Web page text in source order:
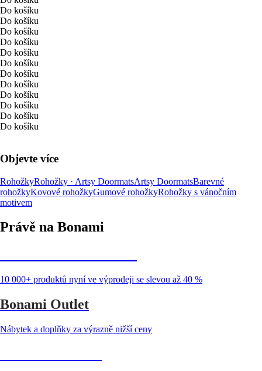
Do košíku
Do košíku
Do košíku
Do košíku
Do košíku
Do košíku
Do košíku
Do košíku
Do košíku
Do košíku
Do košíku
Do košíku
Objevte více
RohožkyRohožky · Artsy DoormatsArtsy DoormatsBarevné
rohožkyKovové rohožkyGumové rohožkyRohožky s vánočním
motivem
Právě na Bonami
10 000+ produktů nyní ve výprodeji se slevou až 40 %
Bonami Outlet
Nábytek a doplňky za výrazně nižší ceny